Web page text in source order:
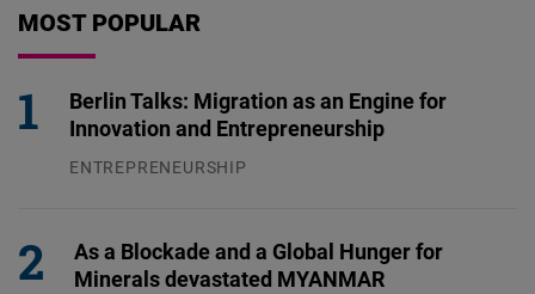
MOST POPULAR
Berlin Talks: Migration as an Engine for
Innovation and Entrepreneurship
ENTREPRENEURSHIP
As a Blockade and a Global Hunger for
Minerals devastated MYANMAR